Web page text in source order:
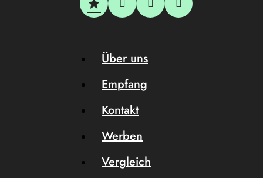
Über uns
Empfang
Kontakt
Werben
Vergleich